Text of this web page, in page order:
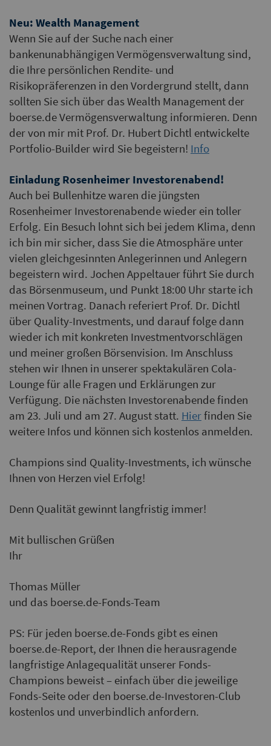
Neu: Wealth Management
Wenn Sie auf der Suche nach einer
bankenunabhängigen Vermögensverwaltung sind,
die Ihre persönlichen Rendite- und
Risikopräferenzen in den Vordergrund stellt, dann
sollten Sie sich über das Wealth Management der
boerse.de Vermögensverwaltung informieren. Denn
der von mir mit Prof. Dr. Hubert Dichtl entwickelte
Portfolio-Builder wird Sie begeistern! Info
Einladung Rosenheimer Investorenabend!
Auch bei Bullenhitze waren die jüngsten
Rosenheimer Investorenabende wieder ein toller
Erfolg. Ein Besuch lohnt sich bei jedem Klima, denn
ich bin mir sicher, dass Sie die Atmosphäre unter
vielen gleichgesinnten Anlegerinnen und Anlegern
begeistern wird. Jochen Appeltauer führt Sie durch
das Börsenmuseum, und Punkt 18:00 Uhr starte ich
meinen Vortrag. Danach referiert Prof. Dr. Dichtl
über Quality-Investments, und darauf folge dann
wieder ich mit konkreten Investmentvorschlägen
und meiner großen Börsenvision. Im Anschluss
stehen wir Ihnen in unserer spektakulären Cola-
Lounge für alle Fragen und Erklärungen zur
Verfügung. Die nächsten Investorenabende finden
am 23. Juli und am 27. August statt. Hierfinden Sie
weitere Infos und können sich kostenlos anmelden.
Champions sind Quality-Investments, ich wünsche
Ihnen von Herzen viel Erfolg!
Denn Qualität gewinnt langfristig immer!
Mit bullischen Grüßen
Ihr
Thomas Müller
und das boerse.de-Fonds-Team
PS: Für jeden boerse.de-Fonds gibt es einen
boerse.de-Report, der Ihnen die herausragende
langfristige Anlagequalität unserer Fonds-
Champions beweist – einfach über die jeweilige
Fonds-Seite oder den boerse.de-Investoren-Club
kostenlos und unverbindlich anfordern.